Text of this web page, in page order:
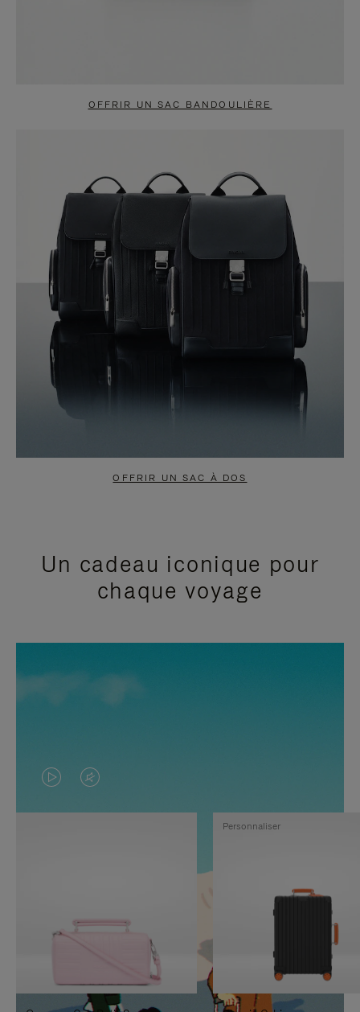
OFFRIR UN SAC BANDOULIÈRE
OFFRIR UN SAC À DOS
Un cadeau iconique pour
chaque voyage
LA
VIDÉO
PAUSE,
APPUYEZ
SUR
LE
SON
DÉSACTIVÉ.
VEUILLEZ
Personnaliser